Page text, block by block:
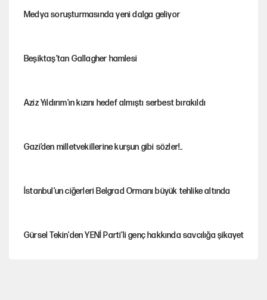
Medya soruşturmasında yeni dalga geliyor
Beşiktaş’tan Gallagher hamlesi
Aziz Yıldırım'ın kızını hedef almıştı serbest bırakıldı
Gazi’den milletvekillerine kurşun gibi sözler!..
İstanbul’un ciğerleri Belgrad Ormanı büyük tehlike altında
Gürsel Tekin'den YENİ Parti’li genç hakkında savcılığa şikayet